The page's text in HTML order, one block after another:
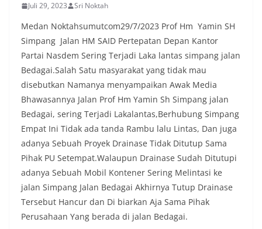
penghormatan dan rasa cinta tanah air
menjelang perayaan HUT Kemerdekaan RI.
Petugas mengingatkan bahwa pemasangan
bendera dengan benar merupakan salah satu
wujud nyata partisipasi masyarakat dalam
memperingati hari bersejarah bangsa
Indonesia.‎‎”Kami mengimbau kepada seluruh
warga agar mulai mempersiapkan dan memasang
bendera Merah Putih di depan rumah masing-
masing secara penuh. Ini adalah bentuk
penghormatan kita bersama terhadap
perjuangan para pahlawan yang telah merebut
kemerdekaan,” ujar Aiptu Muliyadi Suraukur saat
berdialog dengan warga.‎‎Ia juga menambahkan
agar warga memperhatikan kondisi bendera yang
akan dikibarkan, memastikan bendera dalam
keadaan bersih, tidak sobek, dan layak untuk
dikibarkan sebagai simbol kehormatan
negara.‎‎‎Selain menyampaikan imbauan terkait
Juli 29, 2023 Sri Noktah
Medan Noktahsumutcom29/7/2023 Prof Hm Yamin SH
Simpang Jalan HM SAID Pertepatan Depan Kantor
Partai Nasdem Sering Terjadi Laka lantas simpang jalan
Bedagai.Salah Satu masyarakat yang tidak mau
disebutkan Namanya menyampaikan Awak Media
Bhawasannya Jalan Prof Hm Yamin Sh Simpang jalan
Bedagai, sering Terjadi Lakalantas,Berhubung Simpang
Empat Ini Tidak ada tanda Rambu lalu Lintas, Dan juga
adanya Sebuah Proyek Drainase Tidak Ditutup Sama
Pihak PU Setempat.Walaupun Drainase Sudah Ditutupi
adanya Sebuah Mobil Kontener Sering Melintasi ke
jalan Simpang Jalan Bedagai Akhirnya Tutup Drainase
Tersebut Hancur dan Di biarkan Aja Sama Pihak
Perusahaan Yang berada di jalan Bedagai.